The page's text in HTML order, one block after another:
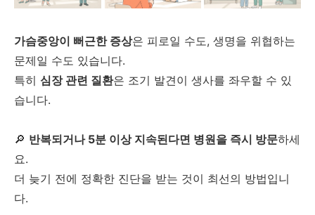
가슴중앙이 뻐근한 증상은 피로일 수도, 생명을 위협하는
문제일 수도 있습니다.
특히 심장 관련 질환은 조기 발견이 생사를 좌우할 수 있
습니다.
🔎 반복되거나 5분 이상 지속된다면 병원을 즉시 방문하세
요.
더 늦기 전에 정확한 진단을 받는 것이 최선의 방법입니
다.